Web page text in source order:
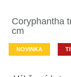
Coryphantha
cm
NOVINKA